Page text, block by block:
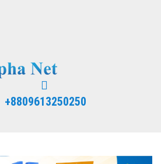
+8809613250250